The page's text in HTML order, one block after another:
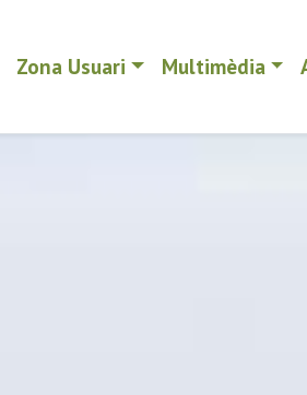
Zona Usuari Multimèdia